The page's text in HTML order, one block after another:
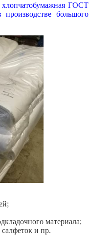
хлопчатобумажная ГОСТ
производстве большого
материала;
и пр.